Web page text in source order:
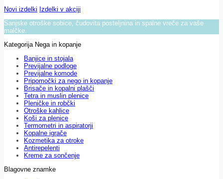
Novi izdelki Izdelki v akciji
Sanjske otroške sobice, čudovita posteljnina in spalne vreče za vaše
malčke.
Kategorija Nega in kopanje
Banjice in stojala
Previjalne podloge
Previjalne komode
Pripomočki za nego in kopanje
Brisače in kopalni plašči
Tetra in muslin plenice
Pleničke in robčki
Otroške kahlice
Koši za plenice
Termometri in aspiratorji
Kopalne igrače
Kozmetika za otroke
Antirepelenti
Kreme za sončenje
Blagovne znamke